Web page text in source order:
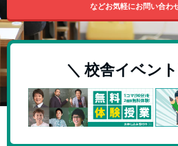
などお気軽にお問い合わ
＼ 校舎イベン